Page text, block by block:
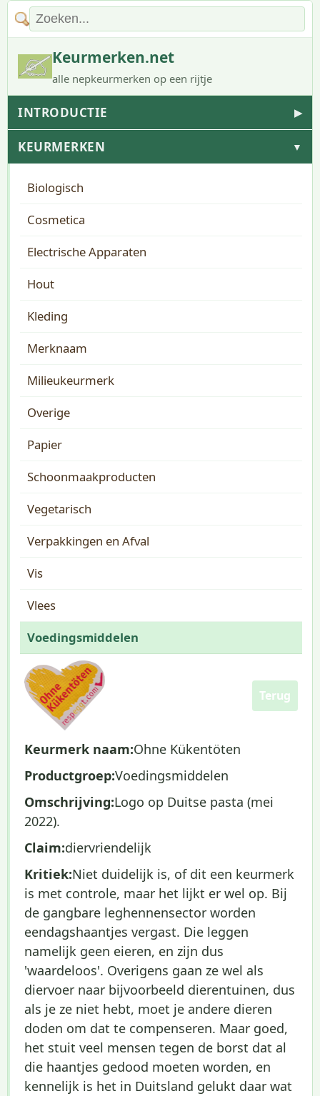
Keurmerken.net
alle nepkeurmerken op een rijtje
INTRODUCTIE ▶
KEURMERKEN ▼
Biologisch
Cosmetica
Electrische Apparaten
Hout
Kleding
Merknaam
Milieukeurmerk
Overige
Papier
Schoonmaakproducten
Vegetarisch
Verpakkingen en Afval
Vis
Vlees
Voedingsmiddelen
Terug
Keurmerk naam:Ohne Kükentöten
Productgroep:Voedingsmiddelen
Omschrijving:Logo op Duitse pasta (mei
2022).
Claim:diervriendelijk
Kritiek:Niet duidelijk is, of dit een keurmerk
is met controle, maar het lijkt er wel op. Bij
de gangbare leghennensector worden
eendagshaantjes vergast. Die leggen
namelijk geen eieren, en zijn dus
'waardeloos'. Overigens gaan ze wel als
diervoer naar bijvoorbeeld dierentuinen, dus
als je ze niet hebt, moet je andere dieren
doden om dat te compenseren. Maar goed,
het stuit veel mensen tegen de borst dat al
die haantjes gedood moeten worden, en
kennelijk is het in Duitsland gelukt daar wat